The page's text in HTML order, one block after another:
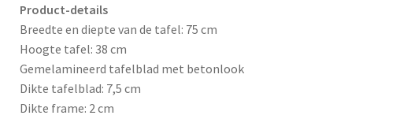
Product-details
Breedte en diepte van de tafel: 75 cm
Hoogte tafel: 38 cm
Gemelamineerd tafelblad met betonlook
Dikte tafelblad: 7,5 cm
Dikte frame: 2 cm